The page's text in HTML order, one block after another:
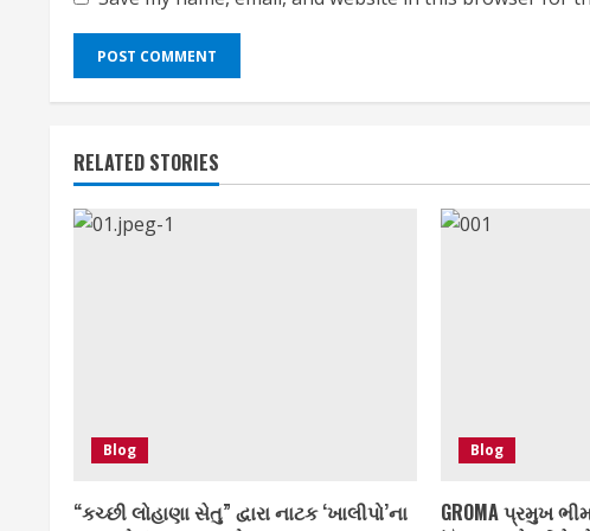
RELATED STORIES
Blog
“કચ્છી લોહાણા સેતુ” દ્વારા નાટક ‘ખાલીપો’ના
Blog
GROMA પ્રમુખ